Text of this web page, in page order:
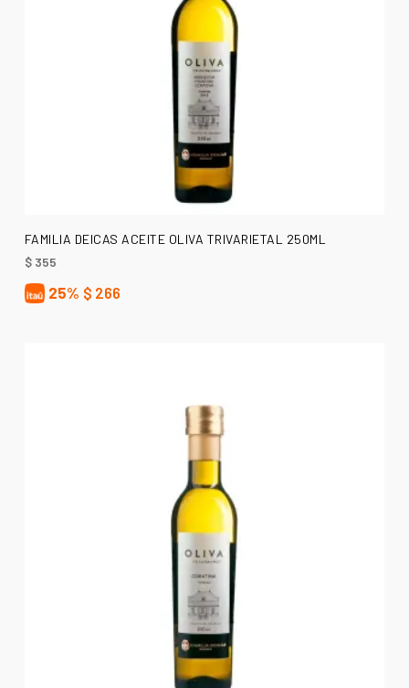
AÑADIR AL CARRITO
FAMILIA DEICAS ACEITE OLIVA TRIVARIETAL 250ML
$355
25% $ 266